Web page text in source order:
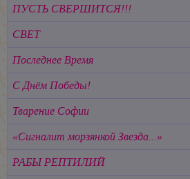
ПУСТЬ СВЕРШИТСЯ!!!
СВЕТ
Последнее Время
С Днём Победы!
Тварение Софии
«Сигналит морзянкой Звезда...»
РАБЫ РЕПТИЛИЙ